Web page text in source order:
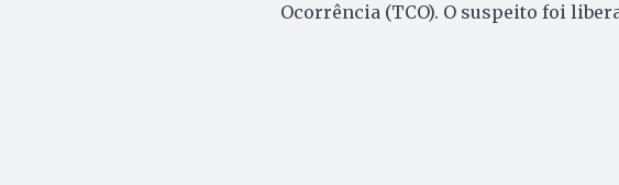
Ocorrência (TCO). O suspeito foi